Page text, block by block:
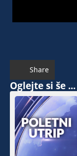
Share
Oglejte si še ...